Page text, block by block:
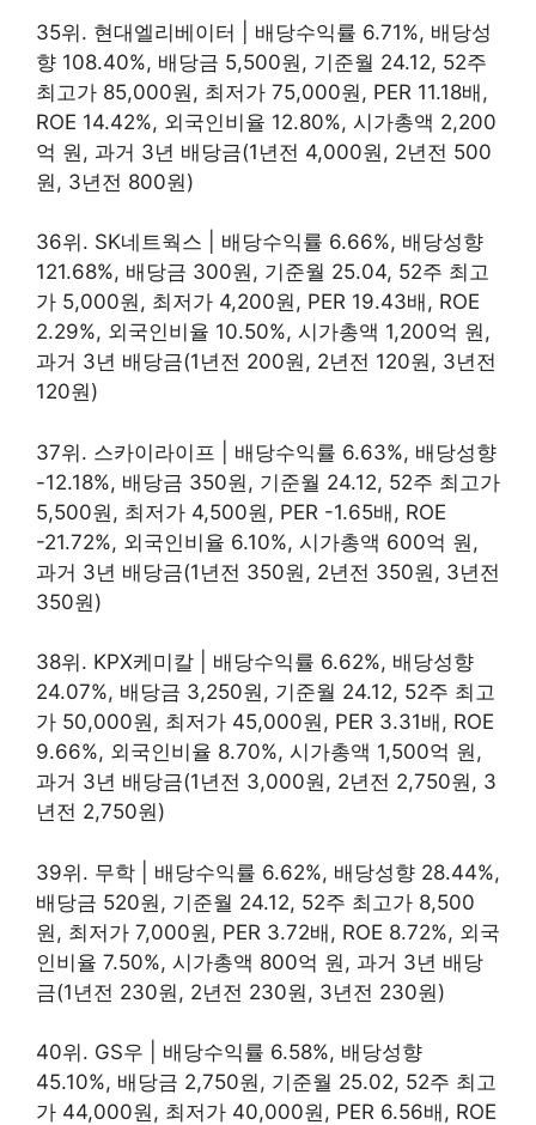
35위. 현대엘리베이터 | 배당수익률 6.71%, 배당성
향 108.40%, 배당금 5,500원, 기준월 24.12, 52주
최고가 85,000원, 최저가 75,000원, PER 11.18배,
ROE 14.42%, 외국인비율 12.80%, 시가총액 2,200
억 원, 과거 3년 배당금(1년전 4,000원, 2년전 500
원, 3년전 800원)
36위. SK네트웍스 | 배당수익률 6.66%, 배당성향
121.68%, 배당금 300원, 기준월 25.04, 52주 최고
가 5,000원, 최저가 4,200원, PER 19.43배, ROE
2.29%, 외국인비율 10.50%, 시가총액 1,200억 원,
과거 3년 배당금(1년전 200원, 2년전 120원, 3년전
120원)
37위. 스카이라이프 | 배당수익률 6.63%, 배당성향
-12.18%, 배당금 350원, 기준월 24.12, 52주 최고가
5,500원, 최저가 4,500원, PER -1.65배, ROE
-21.72%, 외국인비율 6.10%, 시가총액 600억 원,
과거 3년 배당금(1년전 350원, 2년전 350원, 3년전
350원)
38위. KPX케미칼 | 배당수익률 6.62%, 배당성향
24.07%, 배당금 3,250원, 기준월 24.12, 52주 최고
가 50,000원, 최저가 45,000원, PER 3.31배, ROE
9.66%, 외국인비율 8.70%, 시가총액 1,500억 원,
과거 3년 배당금(1년전 3,000원, 2년전 2,750원, 3
년전 2,750원)
39위. 무학 | 배당수익률 6.62%, 배당성향 28.44%,
배당금 520원, 기준월 24.12, 52주 최고가 8,500
원, 최저가 7,000원, PER 3.72배, ROE 8.72%, 외국
인비율 7.50%, 시가총액 800억 원, 과거 3년 배당
금(1년전 230원, 2년전 230원, 3년전 230원)
40위. GS우 | 배당수익률 6.58%, 배당성향
45.10%, 배당금 2,750원, 기준월 25.02, 52주 최고
가 44,000원, 최저가 40,000원, PER 6.56배, ROE